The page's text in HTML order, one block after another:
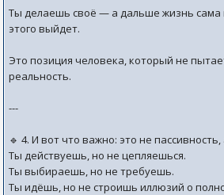
Ты делаешь своё — а дальше жизнь сама
этого выйдет.
Это позиция человека, который не
реальность.
---
🔹 4. И вот что важно: это не пассивность,
Ты действуешь, но не цепляешься.
Ты выбираешь, но не требуешь.
Ты идёшь, но не строишь иллюзий о